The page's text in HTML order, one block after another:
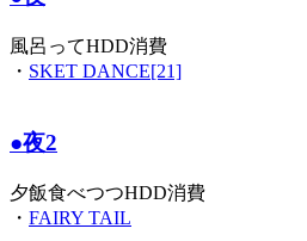
風呂ってHDD消費
・ SKET DANCE[21]
●夜2
夕飯食べつつHDD消費
・ FAIRY TAIL